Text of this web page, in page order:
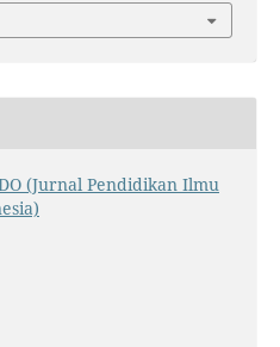
(Jurnal Pendidikan Ilmu